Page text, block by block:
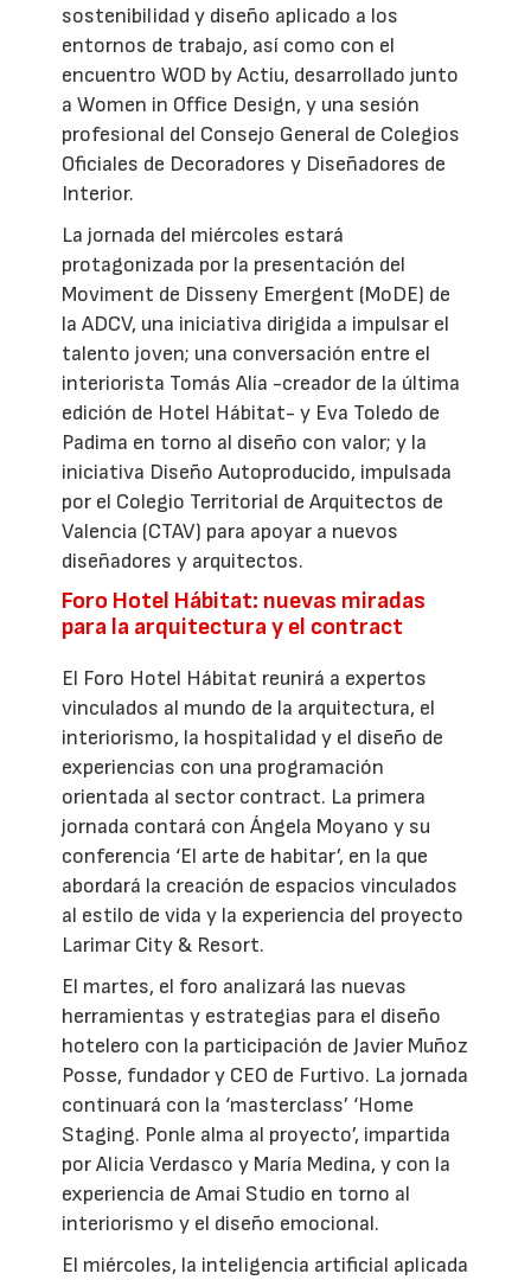
sostenibilidad y diseño aplicado a los
entornos de trabajo, así como con el
encuentro WOD by Actiu, desarrollado junto
a Women in Office Design, y una sesión
profesional del Consejo General de Colegios
Oficiales de Decoradores y Diseñadores de
Interior.
La jornada del miércoles estará
protagonizada por la presentación del
Moviment de Disseny Emergent (MoDE) de
la ADCV, una iniciativa dirigida a impulsar el
talento joven; una conversación entre el
interiorista Tomás Alía -creador de la última
edición de Hotel Hábitat- y Eva Toledo de
Padima en torno al diseño con valor; y la
iniciativa Diseño Autoproducido, impulsada
por el Colegio Territorial de Arquitectos de
Valencia (CTAV) para apoyar a nuevos
diseñadores y arquitectos.
Foro Hotel Hábitat: nuevas miradas
para la arquitectura y el contract
El Foro Hotel Hábitat reunirá a expertos
vinculados al mundo de la arquitectura, el
interiorismo, la hospitalidad y el diseño de
experiencias con una programación
orientada al sector contract. La primera
jornada contará con Ángela Moyano y su
conferencia ‘El arte de habitar’, en la que
abordará la creación de espacios vinculados
al estilo de vida y la experiencia del proyecto
Larimar City & Resort.
El martes, el foro analizará las nuevas
herramientas y estrategias para el diseño
hotelero con la participación de Javier Muñoz
Posse, fundador y CEO de Furtivo. La jornada
continuará con la ‘masterclass’ ‘Home
Staging. Ponle alma al proyecto’, impartida
por Alicia Verdasco y María Medina, y con la
experiencia de Amai Studio en torno al
interiorismo y el diseño emocional.
El miércoles, la inteligencia artificial aplicada